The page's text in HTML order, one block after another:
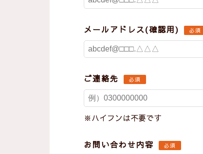
メールアドレス(確認用) 必須
ご連絡先 必須
※ハイフンは不要です
お問い合わせ内容 必須